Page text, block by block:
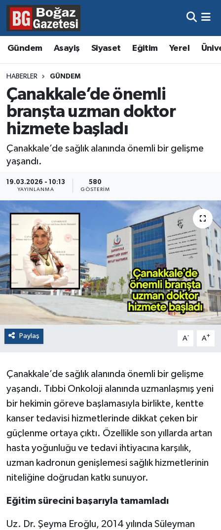
Gündem Asayiş Siyaset Eğitim Yerel
HABERLER GÜNDEM
Çanakkale’de önemli
branşta uzman doktor
hizmete başladı
Çanakkale’de sağlık alanında önemli bir gelişme
yaşandı.
19.03.2026 - 10:13
YAYINLANMA
580
GÖSTERIM
Paylaş A- A+
Çanakkale’de sağlık alanında önemli bir gelişme
yaşandı. Tıbbi Onkoloji alanında uzmanlaşmış yeni
bir hekimin göreve başlamasıyla birlikte, kentte
kanser tedavisi hizmetlerinde dikkat çeken bir
güçlenme ortaya çıktı. Özellikle son yıllarda artan
hasta yoğunluğu ve tedavi ihtiyacına karşılık,
uzman kadronun genişlemesi sağlık hizmetlerinin
niteliğine doğrudan katkı sunuyor.
Eğitim sürecini başarıyla tamamladı
Uz. Dr. Şeyma Eroğlu, 2014 yılında Süleyman
Asayiş
Eğitim
Ekonomi
Gündem
Magazin
Resmi İlanlar
Sağlık
Hava Durumu
Trafik Durumu
Süper Lig Puan Durumu ve Fikstür
Tüm Manşetler
Son Dakika Haberleri
Haber Arşivi